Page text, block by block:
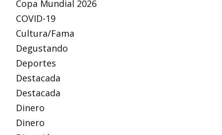
Copa Mundial 2026
COVID-19
Cultura/Fama
Degustando
Deportes
Destacada
Destacada
Dinero
Dinero